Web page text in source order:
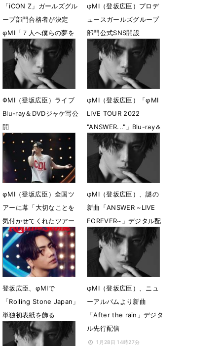
「iCON Z」ガールズグル
ープ部門合格者が決定
φMI「７人へ僕らの夢を
託しました」
9月25日 23時20分
φMI（登坂広臣）プロデ
ュースガールズグループ
部門公式SNS開設
7月3日 21時00分
ΦMI（登坂広臣）ライブ
Blu-ray＆DVDジャケ写公
開
5月27日 19時00分
φMI（登坂広臣）「φMI
LIVE TOUR 2022
"ANSWER..."」Blu-ray＆
DVD発売決定
5月13日 20時41分
φMI（登坂広臣）全国ツ
アーに幕「大切なことを
気付かせてくれたツアー
でした」
5月1日 17時36分
φMI（登坂広臣）、謎の
新曲「ANSWER ~LIVE
FOREVER~」デジタル配
信決定
3月26日 19時30分
登坂広臣、φMIで
「Rolling Stone Japan」
単独初表紙を飾る
3月18日 14時45分
φMI（登坂広臣）、ニュ
ーアルバムより新曲
「After the rain」デジタ
ル先行配信
1月28日 14時27分